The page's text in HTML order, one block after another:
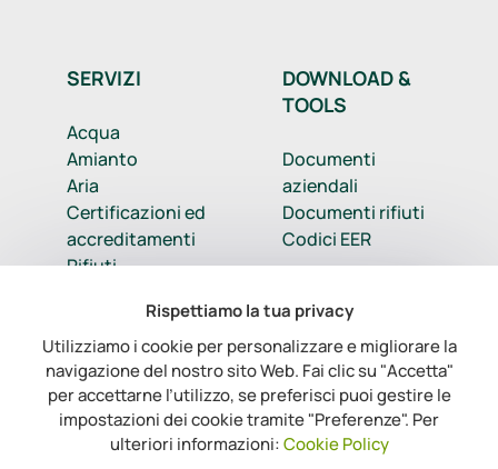
SERVIZI
Acqua
Amianto
Aria
Certificazioni ed
accreditamenti
Rifiuti
Suolo, terre e
rocce da scavo
Servizi aggiuntivi
DOWNLOAD &
TOOLS
Documenti
aziendali
Documenti rifiuti
Codici EER
Accesso registro
rifiuti
Accesso sw
consulenza
Rispettiamo la tua privacy
Utilizziamo i cookie per personalizzare e migliorare la
navigazione del nostro sito Web. Fai clic su "Accetta"
per accettarne l’utilizzo, se preferisci puoi gestire le
impostazioni dei cookie tramite "Preferenze". Per
ulteriori informazioni:Cookie Policy